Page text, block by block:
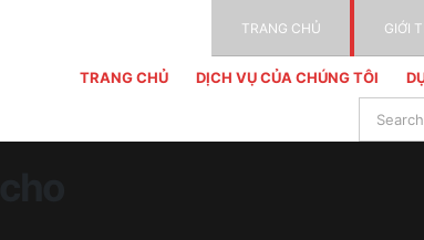
TRANG CHỦ GIỚI
TRANG CHỦ DỊCH VỤ CỦA CHÚNG TÔI